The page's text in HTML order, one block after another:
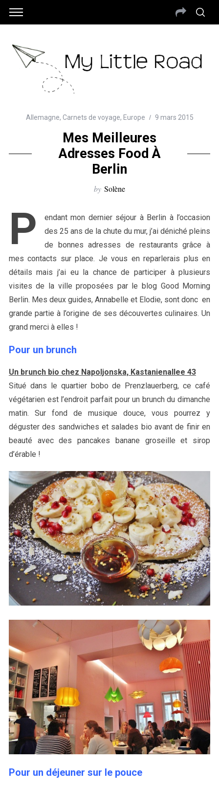
Allemagne, Carnets de voyage, Europe 9 mars 2015
Mes Meilleures
Adresses Food À
Berlin
by Solène
P
endant mon dernier séjour à Berlin à l’occasion
des 25 ans de la chute du mur, j’ai déniché pleins
de bonnes adresses de restaurants grâce à
mes contacts sur place. Je vous en reparlerais plus en
détails mais j’ai eu la chance de participer à plusieurs
visites de la ville proposées par le blog Good Morning
Berlin. Mes deux guides, Annabelle et Elodie, sont donc en
grande partie à l’origine de ses découvertes culinaires. Un
grand merci à elles !
Pour un brunch
Un brunch bio chez Napoljonska, Kastanienallee 43
Situé dans le quartier bobo de Prenzlauerberg, ce café
végétarien est l’endroit parfait pour un brunch du dimanche
matin. Sur fond de musique douce, vous pourrez y
déguster des sandwiches et salades bio avant de finir en
beauté avec des pancakes banane groseille et sirop
d’érable !
Pour un déjeuner sur le pouce